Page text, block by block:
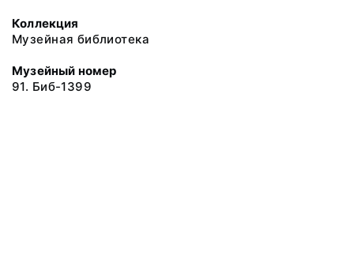
Коллекция
Музейная библиотека
Музейный номер
91. Биб-1399